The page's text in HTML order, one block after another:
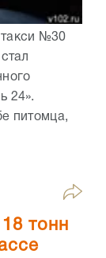
такси №30
24».
питомца,
тонн